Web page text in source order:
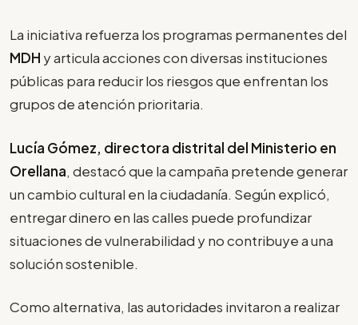
La iniciativa refuerza los programas permanentes del
MDH y articula acciones con diversas instituciones
públicas para reducir los riesgos que enfrentan los
grupos de atención prioritaria.
Lucía Gómez, directora distrital del Ministerio en
Orellana, destacó que la campaña pretende generar
un cambio cultural en la ciudadanía. Según explicó,
entregar dinero en las calles puede profundizar
situaciones de vulnerabilidad y no contribuye a una
solución sostenible.
Como alternativa, las autoridades invitaron a realizar